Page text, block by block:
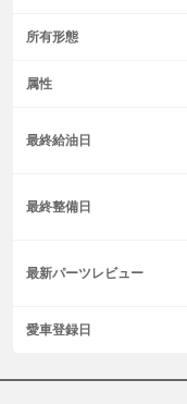
所有形態
属性
最終給油日
最終整備日
最新パーツレビュー
愛車登録日